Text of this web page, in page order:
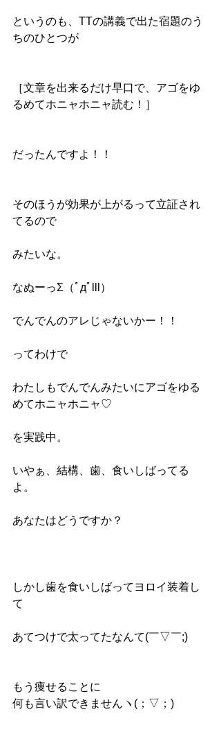
というのも、TTの講義で出た宿題のう
ちのひとつが
［文章を出来るだけ早口で、アゴをゆ
るめてホニャホニャ読む！］
だったんですよ！！
そのほうが効果が上がるって立証され
てるので
みたいな。
なぬーっΣ（ﾟдﾟlll）
でんでんのアレじゃないかー！！
ってわけで
わたしもでんでんみたいにアゴをゆる
めてホニャホニャ♡
を実践中。
いやぁ、結構、歯、食いしばってる
よ。
あなたはどうですか？
しかし歯を食いしばってヨロイ装着し
て
あてつけで太ってたなんて(￣▽￣;)
もう痩せることに
何も言い訳できませんヽ(；▽；)